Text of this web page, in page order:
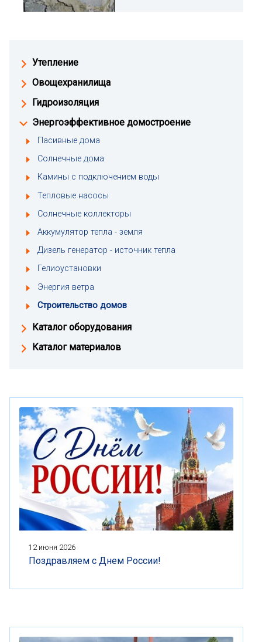
Утепление
Овощехранилища
Гидроизоляция
Энергоэффективное домостроение
Пасивные дома
Солнечные дома
Камины с подключением воды
Тепловые насосы
Солнечные коллекторы
Аккумулятор тепла - земля
Дизель генератор - источник тепла
Гелиоустановки
Энергия ветра
Строительство домов
Каталог оборудования
Каталог материалов
12 июня 2026
Поздравляем с Днем России!